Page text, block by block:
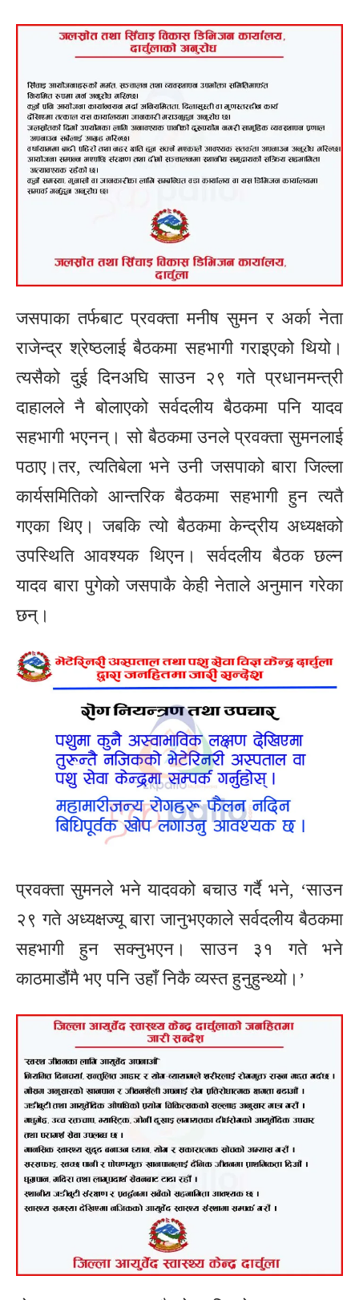
जसपाका तर्फबाट प्रवक्ता मनीष सुमन र अर्का नेता
राजेन्द्र श्रेष्ठलाई बैठकमा सहभागी गराइएको थियो।
त्यसैको दुई दिनअघि साउन २९ गते प्रधानमन्त्री
दाहालले नै बोलाएको सर्वदलीय बैठकमा पनि यादव
सहभागी भएनन्। सो बैठकमा उनले प्रवक्ता सुमनलाई
पठाए।तर, त्यतिबेला भने उनी जसपाको बारा जिल्ला
कार्यसमितिको आन्तरिक बैठकमा सहभागी हुन त्यतै
गएका थिए। जबकि त्यो बैठकमा केन्द्रीय अध्यक्षको
उपस्थिति आवश्यक थिएन। सर्वदलीय बैठक छल्न
यादव बारा पुगेको जसपाकै केही नेताले अनुमान गरेका
छन्।
प्रवक्ता सुमनले भने यादवको बचाउ गर्दै भने, ‘साउन
२९ गते अध्यक्षज्यू बारा जानुभएकाले सर्वदलीय बैठकमा
सहभागी हुन सक्नुभएन। साउन ३१ गते भने
काठमाडौंमै भए पनि उहाँ निकै व्यस्त हुनुहुन्थ्यो।’